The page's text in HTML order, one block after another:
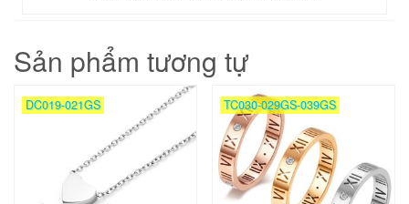
Sản phẩm tương tự
DC019-021GS TC030-029GS-039GS